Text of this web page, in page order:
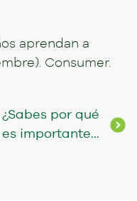
aprendan a
Consumer.
¿Sabes por qué
es importante...